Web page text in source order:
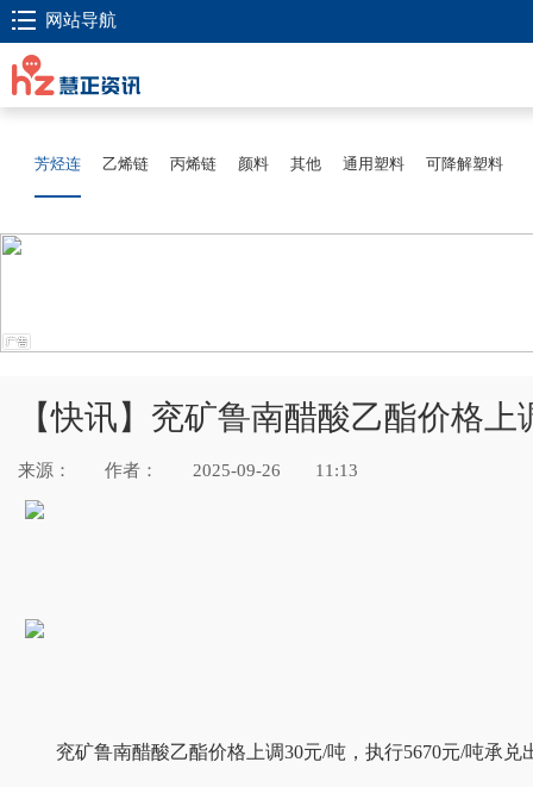
网站导航
芳烃连 乙烯链 丙烯链 颜料 其他 通用塑料 可降解塑料
【快讯】兖矿鲁南醋酸乙酯价格上
来源： 作者： 2025-09-26 11:13
兖矿鲁南醋酸乙酯价格上调30元/吨，执行5670元/吨承兑